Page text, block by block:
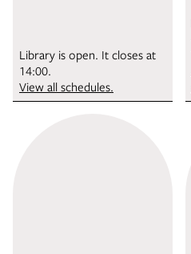
Library is open. It closes at
14:00.
View all schedules.